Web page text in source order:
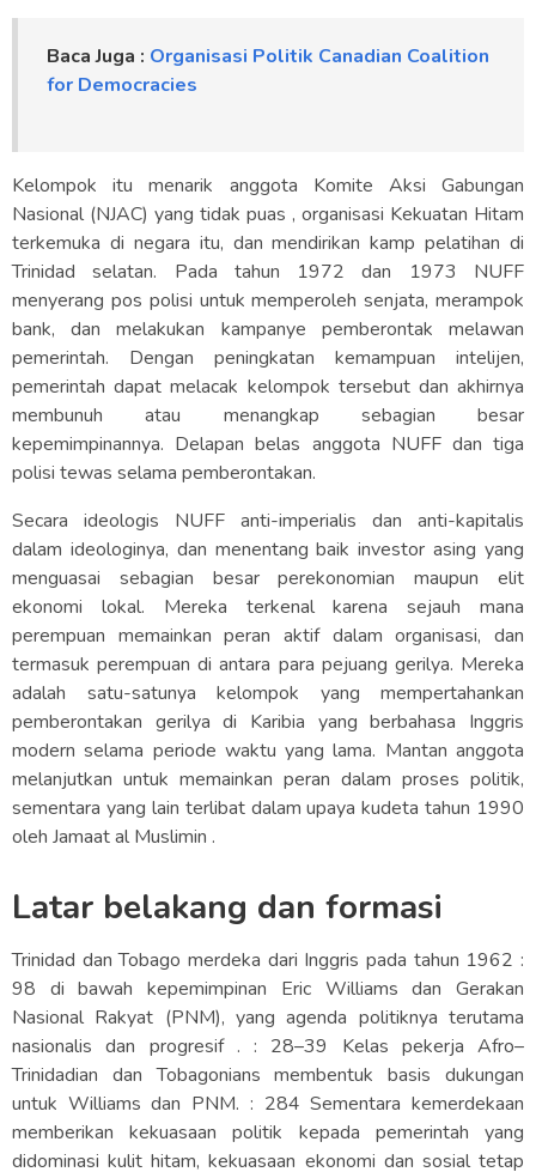
Baca Juga : Organisasi Politik Canadian Coalition
for Democracies
Kelompok itu menarik anggota Komite Aksi Gabungan
Nasional (NJAC) yang tidak puas , organisasi Kekuatan Hitam
terkemuka di negara itu, dan mendirikan kamp pelatihan di
Trinidad selatan. Pada tahun 1972 dan 1973 NUFF
menyerang pos polisi untuk memperoleh senjata, merampok
bank, dan melakukan kampanye pemberontak melawan
pemerintah. Dengan peningkatan kemampuan intelijen,
pemerintah dapat melacak kelompok tersebut dan akhirnya
membunuh atau menangkap sebagian besar
kepemimpinannya. Delapan belas anggota NUFF dan tiga
polisi tewas selama pemberontakan.
Secara ideologis NUFF anti-imperialis dan anti-kapitalis
dalam ideologinya, dan menentang baik investor asing yang
menguasai sebagian besar perekonomian maupun elit
ekonomi lokal. Mereka terkenal karena sejauh mana
perempuan memainkan peran aktif dalam organisasi, dan
termasuk perempuan di antara para pejuang gerilya. Mereka
adalah satu-satunya kelompok yang mempertahankan
pemberontakan gerilya di Karibia yang berbahasa Inggris
modern selama periode waktu yang lama. Mantan anggota
melanjutkan untuk memainkan peran dalam proses politik,
sementara yang lain terlibat dalam upaya kudeta tahun 1990
oleh Jamaat al Muslimin .
Latar belakang dan formasi
Trinidad dan Tobago merdeka dari Inggris pada tahun 1962 :
98 di bawah kepemimpinan Eric Williams dan Gerakan
Nasional Rakyat (PNM), yang agenda politiknya terutama
nasionalis dan progresif . : 28–39 Kelas pekerja Afro–
Trinidadian dan Tobagonians membentuk basis dukungan
untuk Williams dan PNM. : 284 Sementara kemerdekaan
memberikan kekuasaan politik kepada pemerintah yang
didominasi kulit hitam, kekuasaan ekonomi dan sosial tetap